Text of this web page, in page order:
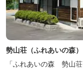
勢山荘（ふれあいの森）
「ふれあいの森 勢山